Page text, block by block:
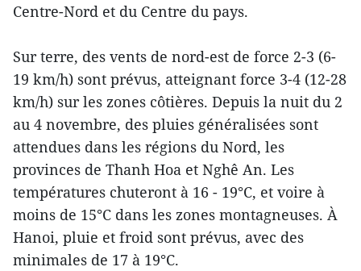
Centre-Nord et du Centre du pays.
Sur terre, des vents de nord-est de force 2-3 (6-
19 km/h) sont prévus, atteignant force 3-4 (12-28
km/h) sur les zones côtières. Depuis la nuit du 2
au 4 novembre, des pluies généralisées sont
attendues dans les régions du Nord, les
provinces de Thanh Hoa et Nghê An. Les
températures chuteront à 16 - 19°C, et voire à
moins de 15°C dans les zones montagneuses. À
Hanoi, pluie et froid sont prévus, avec des
minimales de 17 à 19°C.